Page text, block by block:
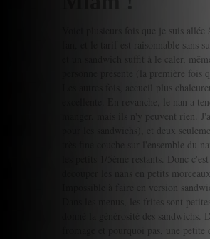
Voici plusieurs fois que je suis
fan, et le tarif est raisonnable sans
et un sandwich suffit à le caler,
personne présente (la première
Les autres fois, accueil plus
excellente. En revanche, le nan a
manger, mais ils n'y peuvent rien.
pour les sandwichs), et deux
très fine couche sur l'ensemble du
les petits 1/5ème restants. Donc
découper les nans en petits
Impossible à faire en version
Dans les menus, les frites sont
donné la générosité des
fromage et pourquoi pas, une